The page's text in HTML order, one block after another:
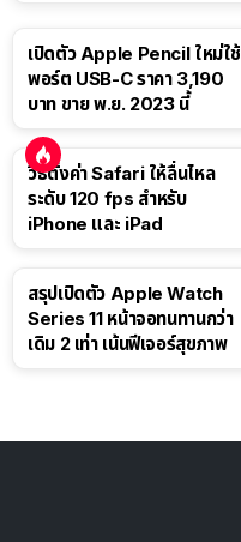
เปิดตัว Apple Pencil ใหม่ใช้
พอร์ต USB-C ราคา 3,190
บาท ขาย พ.ย. 2023 นี้
วิธีตั้งค่า Safari ให้ลื่นไหล
ระดับ 120 fps สำหรับ
iPhone และ iPad
สรุปเปิดตัว Apple Watch
Series 11 หน้าจอทนทานกว่า
เดิม 2 เท่า เน้นฟีเจอร์สุขภาพ